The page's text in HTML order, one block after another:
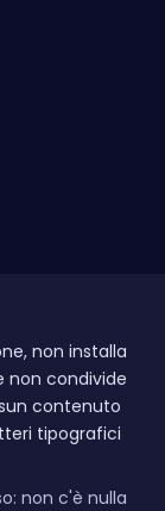
non installa
non condivide
contenuto
tipografici
non c'è nulla